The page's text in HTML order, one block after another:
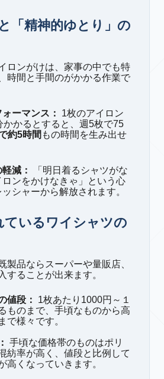
「精神的ゆとり」の
ロンがけは、家事の中でも特
時間と手間のがかかる作業で
ーマンス：
1枚のアイロン
かかるとすると、週5枚で75
約5時間 もの時間を生み出せ
減：
「明日着るシャツがな
ロンをかけなきゃ」という心
シャーから解放されます。
ているワイシャツの
製品ならスーパーや量販店、
することが出来ます。
値段：
1枚あたり1000円～１
ものまで、手頃なものから高
で様々です。
手頃な価格帯のものはポリ
紡率が高く、値段と比例して
高くなっていきます。